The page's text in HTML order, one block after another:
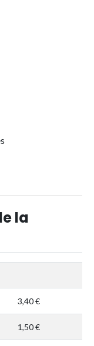
la
3,40 €
1,50 €